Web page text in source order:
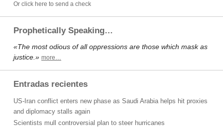
Or click here to send a check
Prophetically Speaking…
«The most odious of all oppressions are those which mask as
justice.» more…
Entradas recientes
US-Iran conflict enters new phase as Saudi Arabia helps hit proxies
and diplomacy stalls again
Scientists mull controversial plan to steer hurricanes